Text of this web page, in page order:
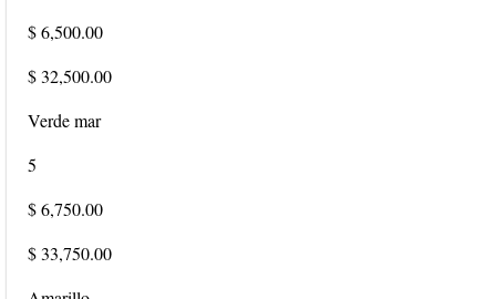
$ 6,500.00
$ 32,500.00
Verde mar
5
$ 6,750.00
$ 33,750.00